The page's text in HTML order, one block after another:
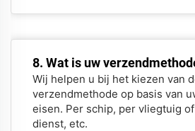
8. Wat is uw
Wij helpen u bij het kiezen van
verzendmethode op basis van
eisen. Per schip, per vliegtuig
dienst, etc.